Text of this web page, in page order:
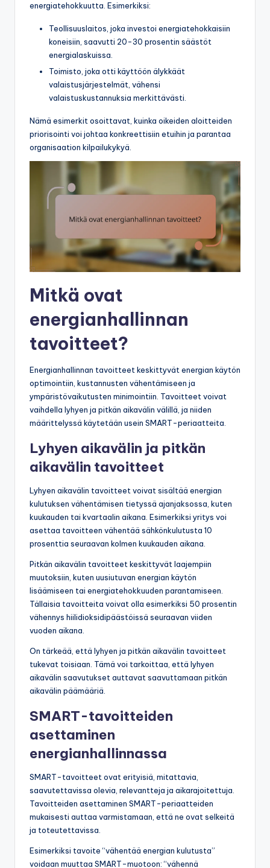
energiatehokkuutta. Esimerkiksi:
Teollisuuslaitos, joka investoi energiatehokkaisiin
koneisiin, saavutti 20-30 prosentin säästöt
energialaskuissa.
Toimisto, joka otti käyttöön älykkäät
valaistusjärjestelmät, vähensi
valaistuskustannuksia merkittävästi.
Nämä esimerkit osoittavat, kuinka oikeiden aloitteiden
priorisointi voi johtaa konkreettisiin etuihin ja parantaa
organisaation kilpailukykyä.
Mitkä ovat
energianhallinnan
tavoitteet?
Energianhallinnan tavoitteet keskittyvät energian käytön
optimointiin, kustannusten vähentämiseen ja
ympäristövaikutusten minimointiin. Tavoitteet voivat
vaihdella lyhyen ja pitkän aikavälin välillä, ja niiden
määrittelyssä käytetään usein SMART-periaatteita.
Lyhyen aikavälin ja pitkän
aikavälin tavoitteet
Lyhyen aikavälin tavoitteet voivat sisältää energian
kulutuksen vähentämisen tietyssä ajanjaksossa, kuten
kuukauden tai kvartaalin aikana. Esimerkiksi yritys voi
asettaa tavoitteen vähentää sähkönkulutusta 10
prosenttia seuraavan kolmen kuukauden aikana.
Pitkän aikavälin tavoitteet keskittyvät laajempiin
muutoksiin, kuten uusiutuvan energian käytön
lisäämiseen tai energiatehokkuuden parantamiseen.
Tällaisia tavoitteita voivat olla esimerkiksi 50 prosentin
vähennys hiilidioksidipäästöissä seuraavan viiden
vuoden aikana.
On tärkeää, että lyhyen ja pitkän aikavälin tavoitteet
tukevat toisiaan. Tämä voi tarkoittaa, että lyhyen
aikavälin saavutukset auttavat saavuttamaan pitkän
aikavälin päämääriä.
SMART-tavoitteiden
asettaminen
energianhallinnassa
SMART-tavoitteet ovat erityisiä, mitattavia,
saavutettavissa olevia, relevantteja ja aikarajoitettuja.
Tavoitteiden asettaminen SMART-periaatteiden
mukaisesti auttaa varmistamaan, että ne ovat selkeitä
ja toteutettavissa.
Esimerkiksi tavoite “vähentää energian kulutusta”
voidaan muuttaa SMART-muotoon: “vähennä